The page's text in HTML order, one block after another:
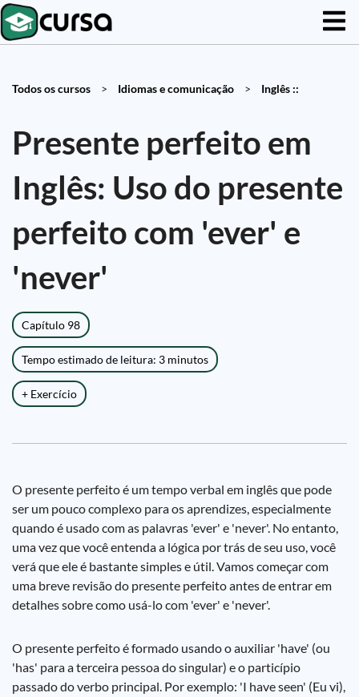
Todos os cursos > Idiomas e comunicação > Inglês ::
Presente perfeito em
Inglês: Uso do presente
perfeito com 'ever' e
'never'
Capítulo 98
Tempo estimado de leitura: 3 minutos
+ Exercício
O presente perfeito é um tempo verbal em inglês que pode
ser um pouco complexo para os aprendizes, especialmente
quando é usado com as palavras 'ever' e 'never'. No entanto,
uma vez que você entenda a lógica por trás de seu uso, você
verá que ele é bastante simples e útil. Vamos começar com
uma breve revisão do presente perfeito antes de entrar em
detalhes sobre como usá-lo com 'ever' e 'never'.
O presente perfeito é formado usando o auxiliar 'have' (ou
'has' para a terceira pessoa do singular) e o particípio
passado do verbo principal. Por exemplo: 'I have seen' (Eu vi),